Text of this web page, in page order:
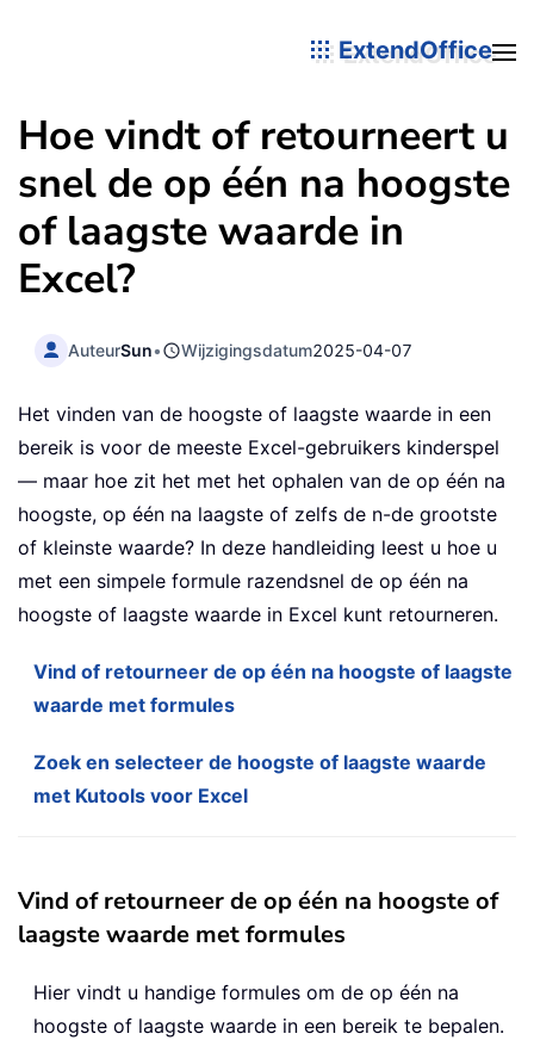
ExtendOffice
Hoe vindt of retourneert u
snel de op één na hoogste
of laagste waarde in
Excel?
AuteurSun• Wijzigingsdatum2025-04-07
Het vinden van de hoogste of laagste waarde in een
bereik is voor de meeste Excel-gebruikers kinderspel
— maar hoe zit het met het ophalen van de op één na
hoogste, op één na laagste of zelfs de n-de grootste
of kleinste waarde? In deze handleiding leest u hoe u
met een simpele formule razendsnel de op één na
hoogste of laagste waarde in Excel kunt retourneren.
Vind of retourneer de op één na hoogste of laagste
waarde met formules
Zoek en selecteer de hoogste of laagste waarde
met Kutools voor Excel
Vind of retourneer de op één na hoogste of
laagste waarde met formules
Hier vindt u handige formules om de op één na
hoogste of laagste waarde in een bereik te bepalen.